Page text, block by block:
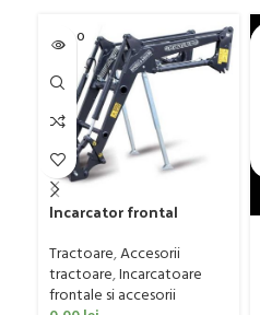
SOLD O
UT
Incarcator frontal
model PFP30, 15-35 CP
Tractoare,Accesorii
tractoare,Incarcatoare
frontale si accesorii